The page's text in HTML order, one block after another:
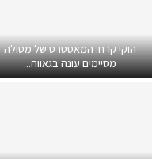
הוקי קרח: המאסטרס של מטולה
מסיימים עונה בגאווה...